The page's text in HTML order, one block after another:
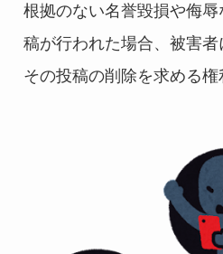
根拠のない名誉毀損や侮
稿が行われた場合、被害
その投稿の削除を求める権